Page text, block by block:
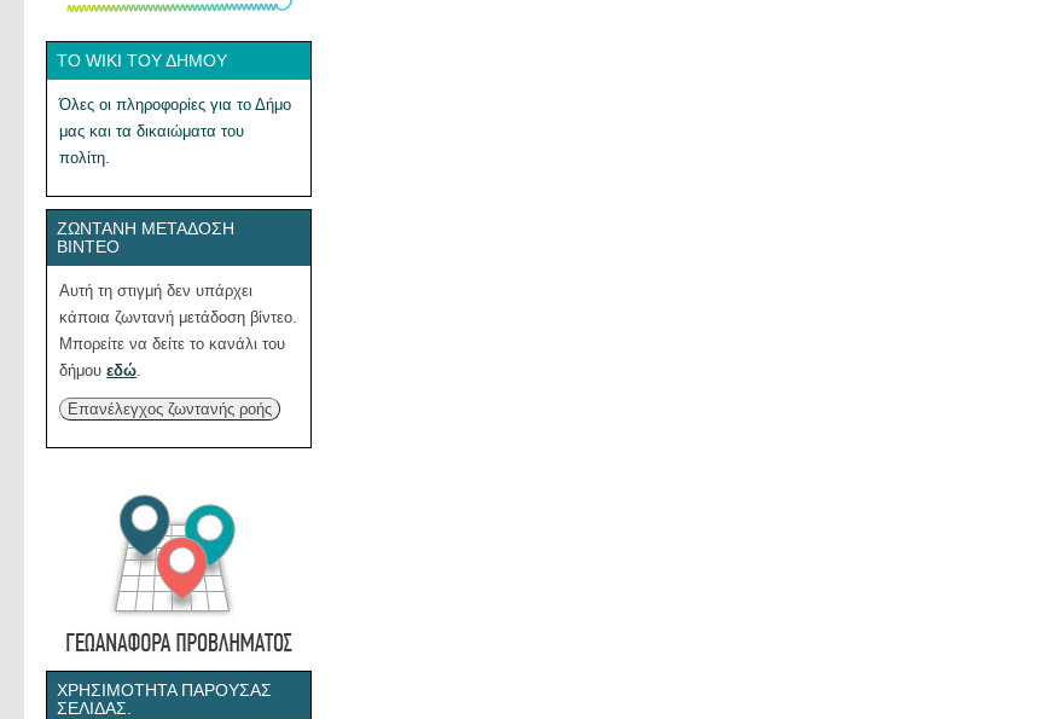
ΤΟ WIKI ΤΟΥ ΔΉΜΟΥ
Όλες οι πληροφορίες για το Δήμο
μας και τα δικαιώματα του
πολίτη.
ΖΩΝΤΑΝΉ ΜΕΤΆΔΟΣΗ
ΒΊΝΤΕΟ
Αυτή τη στιγμή δεν υπάρχει
κάποια ζωντανή μετάδοση βίντεο.
Μπορείτε να δείτε το κανάλι του
δήμουεδώ
Επανέλεγχος ζωντανής ροής
ΧΡΗΣΙΜΌΤΗΤΑ ΠΑΡΟΎΣΑΣ
ΣΕΛΊΔΑΣ.